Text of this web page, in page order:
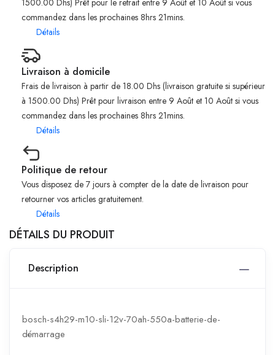
commandez dans les prochaines 8hrs 21mins.
Détails
Livraison à domicile
Frais de livraison à partir de 18.00 Dhs (livraison gratuite si supérieur
à 1500.00 Dhs) Prêt pour livraison entre 9 Août et 10 Août si vous
commandez dans les prochaines 8hrs 21mins.
Détails
Politique de retour
Vous disposez de 7 jours à compter de la date de livraison pour
retourner vos articles gratuitement.
Détails
DÉTAILS DU PRODUIT
Description
bosch-s4h29-m10-sli-12v-70ah-550a-batterie-de-
démarrage